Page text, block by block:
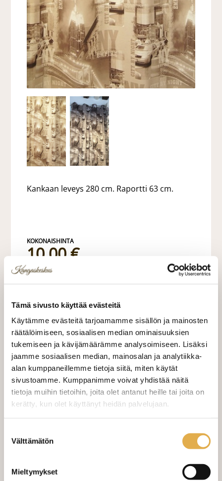
Tämä sivusto käyttää evästeitä
Käytämme evästeitä tarjoamamme sisällön ja mainosten
räätälöimiseen, sosiaalisen median ominaisuuksien
tukemiseen ja kävijämäärämme analysoimiseen. Lisäksi
jaamme sosiaalisen median, mainosalan ja analytiikka-
alan kumppaneillemme tietoja siitä, miten käytät
sivustoamme. Kumppanimme voivat yhdistää näitä
tietoja muihin tietoihin, joita olet antanut heille tai joita on
kerätty, kun olet käyttänyt heidän palvelujaan.
valinta
Välttämätön
Mieltymykset
Kankaan leveys 280 cm. Raportti 63 cm.
10,00 €
norm. 32,00 €
LISÄÄ OSTOSKORIIN
Valitse mukaan ompelupalvelu
(sis. työn ja tarvikkeet)
VERHOJEN MÄÄRÄ:
+ 22,00 €
cm
+ 42,00 €